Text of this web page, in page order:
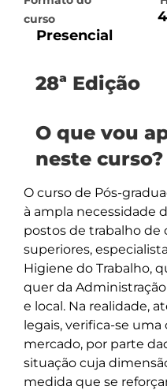
curso
Presencial
28ª Edição
O que vou
neste curso?
O curso de Pós-
à ampla necessidade
postos de trabalho de
superiores,
Higiene do Trabalho,
quer da
e local. Na realidade,
legais, verifica-se
mercado, por parte
situação cuja
medida que se